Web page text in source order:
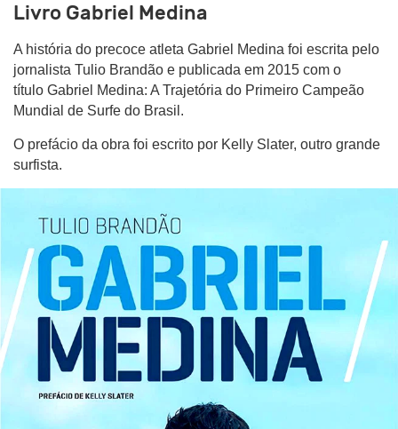
Livro Gabriel Medina
A história do precoce atleta Gabriel Medina foi escrita pelo
jornalista Tulio Brandão e publicada em 2015 com o
título Gabriel Medina: A Trajetória do Primeiro Campeão
Mundial de Surfe do Brasil.
O prefácio da obra foi escrito por Kelly Slater, outro grande
surfista.